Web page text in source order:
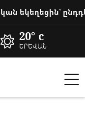
20° c
ԵՐԵՎԱՆ